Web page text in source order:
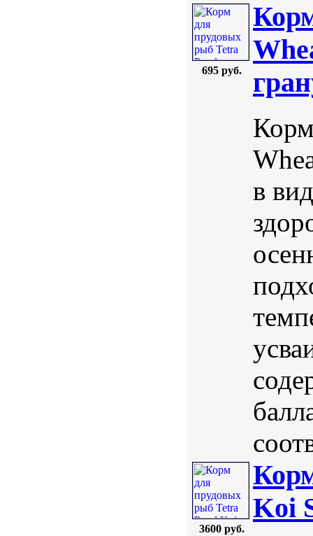
695 руб.
в
3600 руб.
Koi